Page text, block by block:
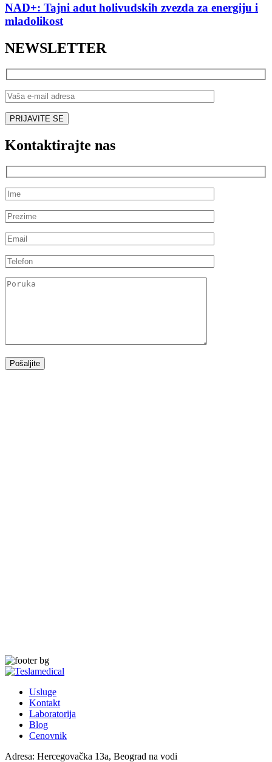
NAD+: Tajni adut holivudskih zvezda za energiju i
mladolikost
NEWSLETTER
Kontaktirajte nas
Usluge
Kontakt
Laboratorija
Blog
Cenovnik
Adresa: Hercegovačka 13a, Beograd na vodi